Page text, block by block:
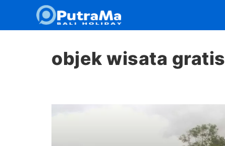
Langsung
isi
objek wisata gratis